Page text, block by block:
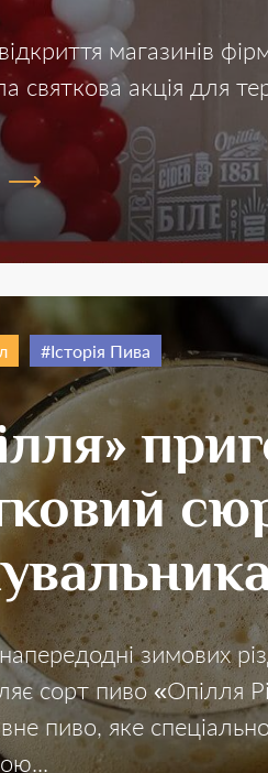
магазинів
святкова акція для
Історія Пива
зимових
сорт пиво «Опілля
пиво, яке